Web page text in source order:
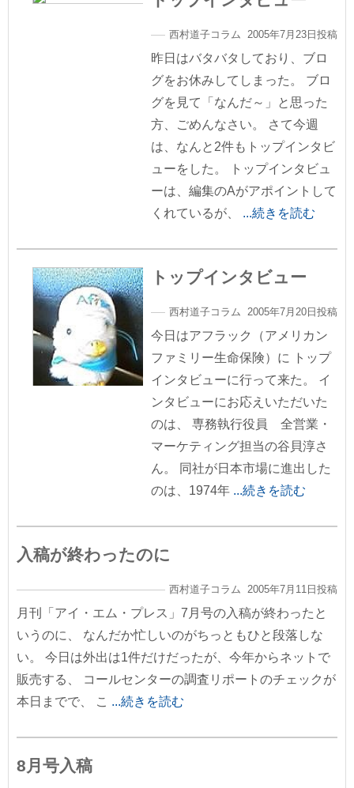
西村道子コラム 2005年7月23日投稿
昨日はバタバタしており、ブロ
グをお休みしてしまった。 ブロ
グを見て「なんだ～」と思った
方、ごめんなさい。 さて今週
は、なんと2件もトップインタビ
ューをした。 トップインタビュ
ーは、編集のAがアポイントして
くれているが、 ...続きを読む
トップインタビュー
西村道子コラム 2005年7月20日投稿
今日はアフラック（アメリカン
ファミリー生命保険）に トップ
インタビューに行って来た。 イ
ンタビューにお応えいただいた
のは、 専務執行役員 全営業・
マーケティング担当の谷貝淳さ
ん。 同社が日本市場に進出した
のは、1974年 ...続きを読む
入稿が終わったのに
西村道子コラム 2005年7月11日投稿
月刊「アイ・エム・プレス」7月号の入稿が終わったと
いうのに、 なんだか忙しいのがちっともひと段落しな
い。 今日は外出は1件だけだったが、今年からネットで
販売する、 コールセンターの調査リポートのチェックが
本日までで、 こ ...続きを読む
8月号入稿